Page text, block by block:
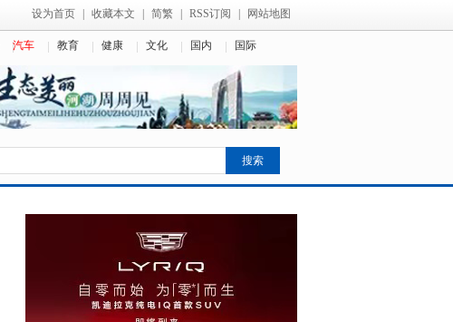
设为首页 收藏本文 简繁 RSS订阅 网站地图
汽车 教育 健康 文化 国内 国际